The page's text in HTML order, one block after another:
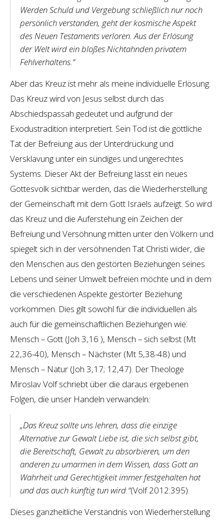
Werden Schuld und Vergebung schließlich nur noch
persönlich verstanden, geht der kosmische Aspekt
des Neuen Testaments verloren. Aus der Erlösung
der Welt wird ein bloßes Nichtahnden privatem
Fehlverhaltens.“
Aber das Kreuz ist mehr als meine individuelle Erlösung.
Das Kreuz wird von Jesus selbst durch das
Abschiedspassah gedeutet und aufgrund der
Exodustradition interpretiert. Sein Tod ist die göttliche
Tat der Befreiung aus der Unterdrückung und
Versklavung unter ein sündiges und ungerechtes
Systems. Dieser Akt der Befreiung lässt ein neues
Gottesvolk sichtbar werden, das die Wiederherstellung
der Gemeinschaft mit dem Gott Israels aufzeigt. So wird
das Kreuz und die Auferstehung ein Zeichen der
Befreiung und Versöhnung mitten unter den Völkern und
spiegelt sich in der versöhnenden Tat Christi wider, die
den Menschen aus den gestörten Beziehungen seines
Lebens und seiner Umwelt befreien möchte und in dem
die verschiedenen Aspekte gestörter Beziehung
vorkommen. Dies gilt sowohl für die individuellen als
auch für die gemeinschaftlichen Beziehungen wie:
Mensch – Gott (Joh 3,16 ), Mensch – sich selbst (Mt
22,36-40), Mensch – Nächster (Mt 5,38-48) und
Mensch – Natur (Joh 3,17; 12,47). Der Theologe
Miroslav Volf schriebt über die daraus ergebenen
Folgen, die unser Handeln verwandeln:
„Das Kreuz sollte uns lehren, dass die einzige
Alternative zur Gewalt Liebe ist, die sich selbst gibt,
die Bereitschaft, Gewalt zu absorbieren, um den
anderen zu umarmen in dem Wissen, dass Gott an
Wahrheit und Gerechtigkeit immer festgehalten hat
und das auch künftig tun wird.“(Volf 2012:395).
Dieses ganzheitliche Verständnis von Wiederherstellung